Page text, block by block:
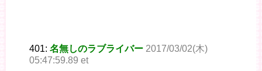
401: 名無しのラブライバー 2017/03/02(木)
05:47:59.89 et